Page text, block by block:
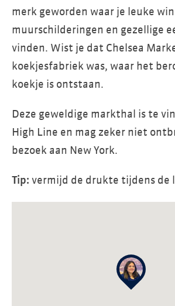
merk geworden waar je leuke
muurschilderingen en gezellige
vinden. Wist je dat Chelsea
koekjesfabriek was, waar het
koekje is ontstaan.
Deze geweldige markthal is te
High Line en mag zeker niet
bezoek aan New York.
Tip: vermijd de drukte tijdens de